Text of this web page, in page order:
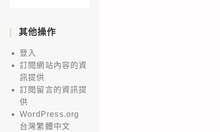
其他操作
登入
訂閱網站內容的資
訊提供
訂閱留言的資訊提
供
WordPress.org
台灣繁體中文